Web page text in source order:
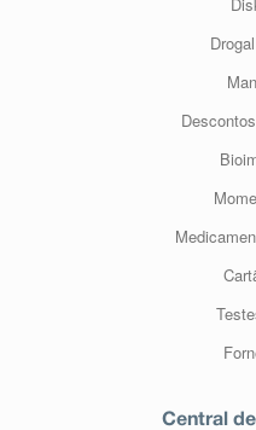
Central